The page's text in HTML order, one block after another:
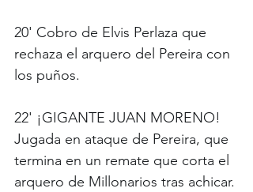
20' Cobro de Elvis Perlaza que
rechaza el arquero del Pereira con
los puños.
22' ¡GIGANTE JUAN MORENO!
Jugada en ataque de Pereira, que
termina en un remate que corta el
arquero de Millonarios tras achicar.